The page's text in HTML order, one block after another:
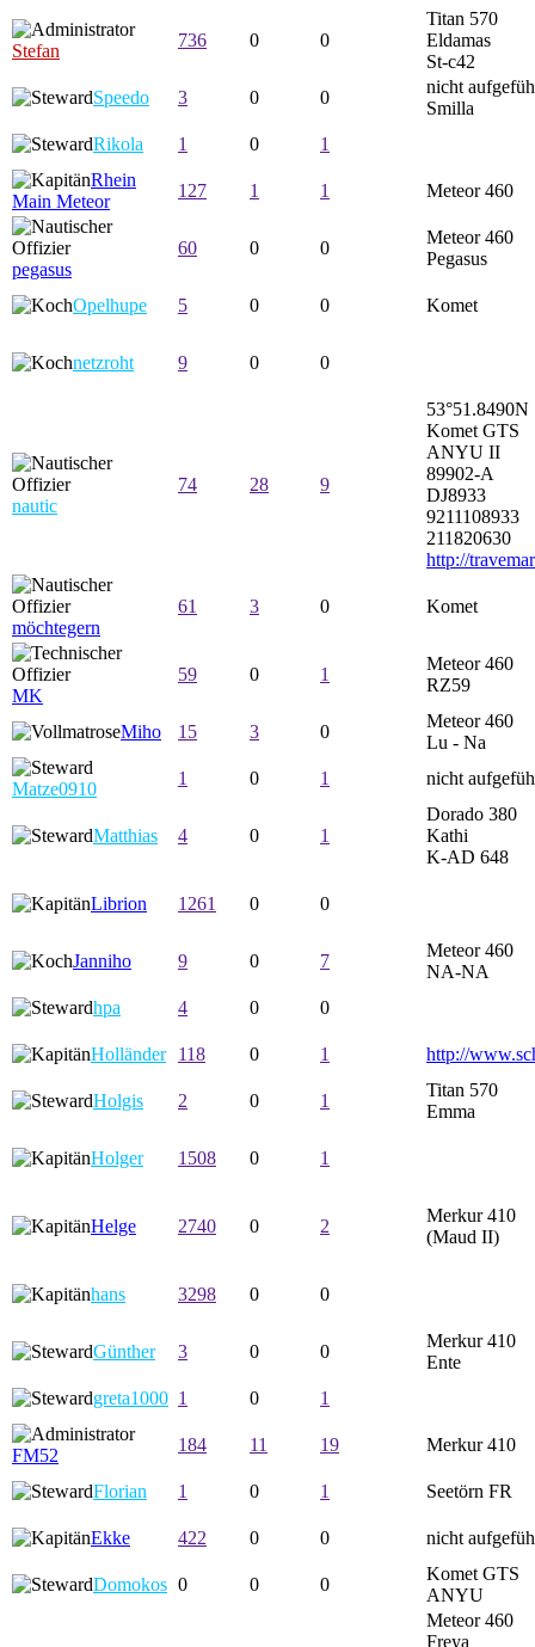
Stefan
736 0 0
Titan 570
Eldamas
St-c42
Speedo
3 0 0
nicht
Smilla
Rikola
1 0
1
Rhein
Main Meteor
127 1 1 Meteor 460
pegasus
60 0 0
Meteor 460
Pegasus
Opelhupe 5 0 0 Komet
netzroht 9 0 0
nautic
74 28 9
53°51.8490N
Komet GTS
ANYU II
89902-A
DJ8933
9211108933
211820630
http://
möchtegern
61 3 0 Komet
MK
59 0 1
Meteor 460
RZ59
Miho 15 3 0
Meteor 460
Lu - Na
Matze0910
1 0 1 nicht
Matthias 4 0 1
Dorado 380
Kathi
K-AD 648
Librion 1261 0 0
Janniho 9 0 7
Meteor 460
NA-NA
hpa
4 0 0
Holländer 118 0 1 http://
Holgis 2 0 1
Titan 570
Emma
Holger 1508 0 1
Helge 2740 0 2
Merkur 410
(Maud II)
hans 3298 0 0
Günther 3 0 0
Merkur 410
Ente
greta1000 1 0 1
FM52
184 11 19 Merkur 410
Florian 1 0 1 Seetörn FR
Ekke 422 0 0 nicht
Domokos 0 0 0
Komet GTS
ANYU
Meteor 460
Freya